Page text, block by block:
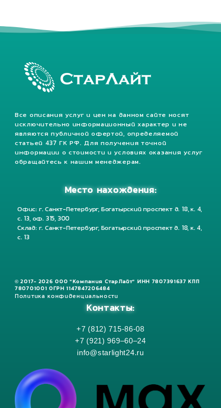
Все описания услуг и цен на данном сайте носят
исключительно информационный характер и не
являются публичной офертой, определяемой
статьей 437 ГК РФ. Для получения точной
информации о стоимости и условиях оказания услуг
обращайтесь к нашим менеджерам.
Место нахождения:
Офис: г. Санкт-Петербург, Богатырский проспект д. 18, к. 4,
с. 13, оф. 315, 300
Склад: г. Санкт-Петербург, Богатырский проспект д. 18, к. 4,
с. 13
© 2017- 2026 ООО "Компания СтарЛайт" ИНН 7807391637 КПП
780701001 ОГРН 1147847206484
Политика конфиденциальности
Контакты:
+7 (812) 715-86-08
+7 (921) 969–60–24
info@starlight24.ru